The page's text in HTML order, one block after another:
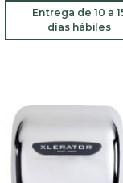
Entrega de 10 a
días hábiles